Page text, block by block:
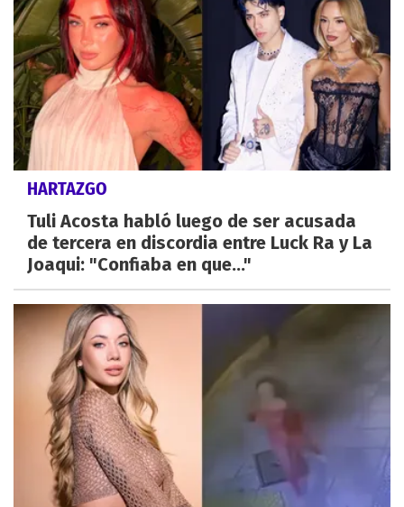
HARTAZGO
Tuli Acosta habló luego de ser acusada
de tercera en discordia entre Luck Ra y La
Joaqui: "Confiaba en que..."